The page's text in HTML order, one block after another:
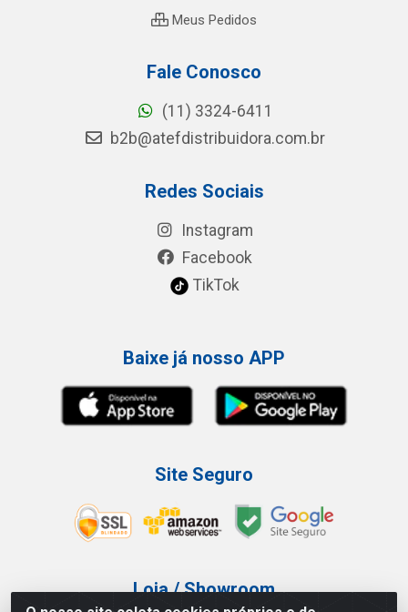
Meus Pedidos
Fale Conosco
(11) 3324-6411
b2b@atefdistribuidora.com.br
Redes Sociais
Instagram
Facebook
TikTok
Baixe já nosso APP
Site Seguro
Loja / Showroom